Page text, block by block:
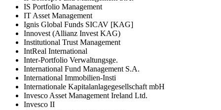
IS Portfolio Management
IT Asset Management
Ignis Global Funds SICAV [KAG]
Innovest (Allianz Invest KAG)
Institutional Trust Management
IntReal International
Inter-Portfolio Verwaltungsge.
International Fund Management S.A.
International Immobilien-Insti
Internationale Kapitalanlagegesellschaft mbH
Invesco Asset Management Ireland Ltd.
Invesco II